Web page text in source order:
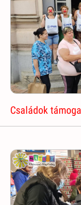
Családok